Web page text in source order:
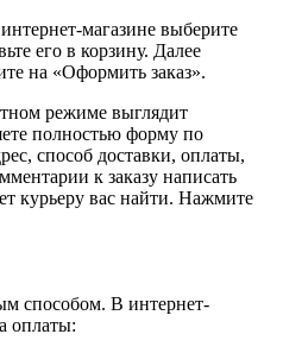
магазине выберите
его в корзину. Далее
на «Оформить заказ».
режиме выглядит
полностью форму по
способ доставки, оплаты,
к заказу написать
курьеру вас найти. Нажмите
способом. В интернет-
оплаты: